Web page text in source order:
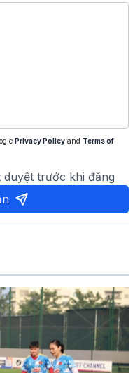
Privacy Policy and Terms of
trước khi đăng